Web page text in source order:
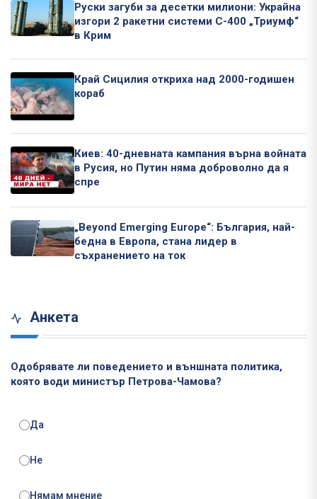
Руски загуби за десетки милиони: Украйна
изгори 2 ракетни системи С-400 „Триумф“
в Крим
Край Сицилия откриха над 2000-годишен
кораб
Киев: 40-дневната кампания върна войната
в Русия, но Путин няма доброволно да я
спре
„Beyond Emerging Europe“: България, най-
бедна в Европа, стана лидер в
съхранението на ток
Анкета
Одобрявате ли поведението и външната политика,
която води министър Петрова-Чамова?
Да
Не
Нямам мнение